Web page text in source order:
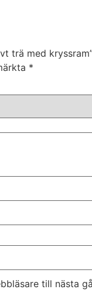
trä med
*
till nästa